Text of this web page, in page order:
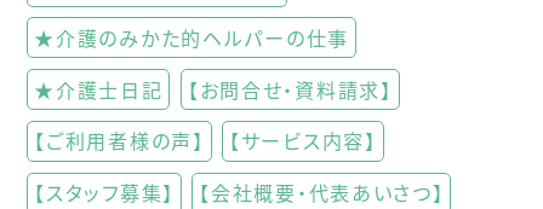
★介護のみかた的ヘルパーの仕事
★介護士日記
【お問合せ・資料請求】
【ご利用者様の声】
【サービス内容】
【スタッフ募集】
【会社概要・代表あいさつ】